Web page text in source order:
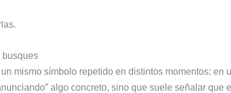
busques
mismo símbolo repetido en distintos momentos: en
algo concreto, sino que suele señalar que